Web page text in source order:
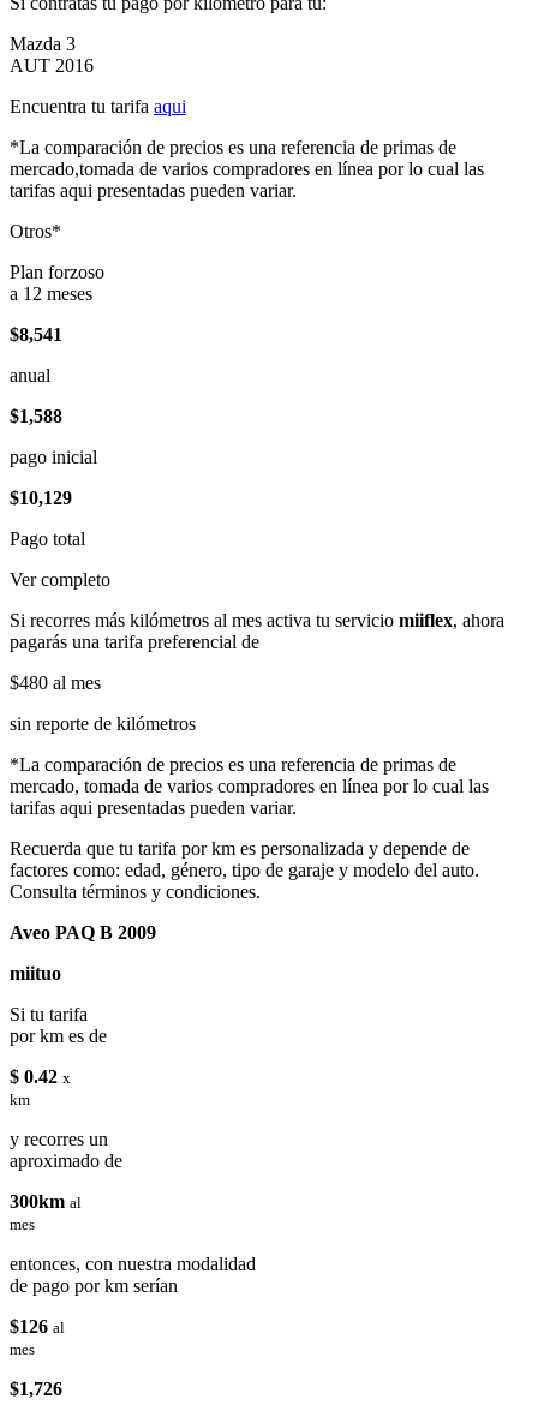
Mazda 3
AUT 2016
Encuentra tu tarifa aqui
*La comparación de precios es una referencia de primas de
mercado,tomada de varios compradores en línea por lo cual las
tarifas aqui presentadas pueden variar.
Otros*
Plan forzoso
a 12 meses
$8,541
anual
$1,588
pago inicial
$10,129
Pago total
Ver completo
Si recorres más kilómetros al mes activa tu servicio miiflex, ahora
pagarás una tarifa preferencial de
$480 al mes
sin reporte de kilómetros
*La comparación de precios es una referencia de primas de
mercado, tomada de varios compradores en línea por lo cual las
tarifas aqui presentadas pueden variar.
Recuerda que tu tarifa por km es personalizada y depende de
factores como: edad, género, tipo de garaje y modelo del auto.
Consulta términos y condiciones.
Aveo PAQ B 2009
miituo
Si tu tarifa
por km es de
$ 0.42 x
km
y recorres un
aproximado de
300km al
mes
entonces, con nuestra modalidad
de pago por km serían
$126 al
mes
$1,726